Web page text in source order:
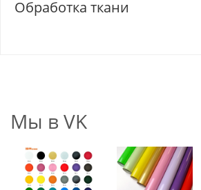
Обработка ткани
Мы в VK